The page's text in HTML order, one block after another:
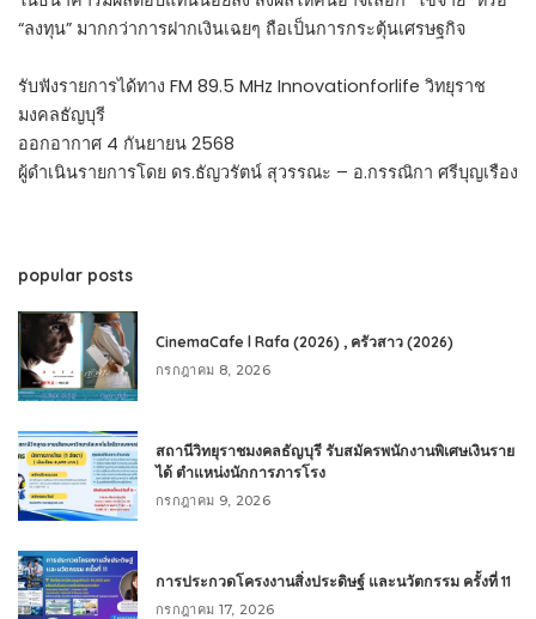
“ลงทุน” มากกว่าการฝากเงินเฉยๆ ถือเป็นการกระตุ้นเศรษฐกิจ
รับฟังรายการได้ทาง FM 89.5 MHz Innovationforlife วิทยุราช
มงคลธัญบุรี
ออกอากาศ 4 กันยายน 2568
ผู้ดำเนินรายการโดย ดร.ธัญวรัตน์ สุวรรณะ – อ.กรรณิกา ศรีบุญเรือง
popular posts
CinemaCafe l Rafa (2026) , ครัวสาว (2026)
กรกฎาคม 8, 2026
สถานีวิทยุราชมงคลธัญบุรี รับสมัครพนักงานพิเศษเงินราย
ได้ ตำแหน่งนักการภารโรง
กรกฎาคม 9, 2026
การประกวดโครงงานสิ่งประดิษฐ์ และนวัตกรรม ครั้งที่ 11
กรกฎาคม 17, 2026